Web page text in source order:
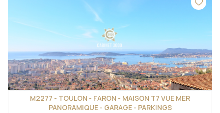
M2277 - TOULON - FARON - MAISON T7 VUE MER
PANORAMIQUE - GARAGE - PARKINGS